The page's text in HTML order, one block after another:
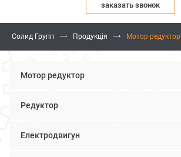
заказать звонок
Солид Групп Продукція Мотор редуктор
Мотор редуктор
Редуктор
Електродвигун